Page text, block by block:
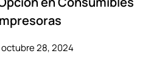
28, 2024